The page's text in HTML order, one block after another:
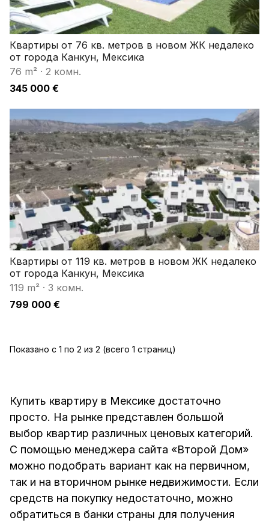
Квартиры от 76 кв. метров в новом ЖК недалеко
от города Канкун, Мексика
76 m² · 2 комн.
345 000 €
Квартиры от 119 кв. метров в новом ЖК недалеко
от города Канкун, Мексика
119 m² · 3 комн.
799 000 €
Показано с 1 по 2 из 2 (всего 1 страниц)
Купить квартиру в Мексике достаточно
просто. На рынке представлен большой
выбор квартир различных ценовых категорий.
С помощью менеджера сайта «Второй Дом»
можно подобрать вариант как на первичном,
так и на вторичном рынке недвижимости. Если
средств на покупку недостаточно, можно
обратиться в банки страны для получения